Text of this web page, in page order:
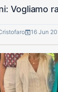
Vogliamo
16 Jun